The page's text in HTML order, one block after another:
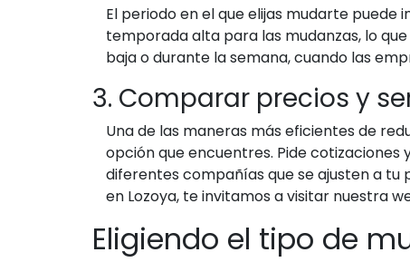
El periodo en el que elijas mudarte puede
temporada alta para las mudanzas, lo
baja o durante la semana, cuando las
3. Comparar precios y
Una de las maneras más eficientes de
opción que encuentres. Pide
diferentes compañías que se ajusten a tu
en Lozoya, te invitamos a visitar nuestra
Eligiendo el tipo de